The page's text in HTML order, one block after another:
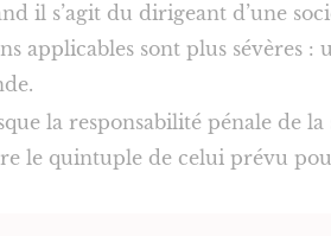
il s’agit du dirigeant d’une
applicables sont plus sévères
la responsabilité pénale de
le quintuple de celui prévu